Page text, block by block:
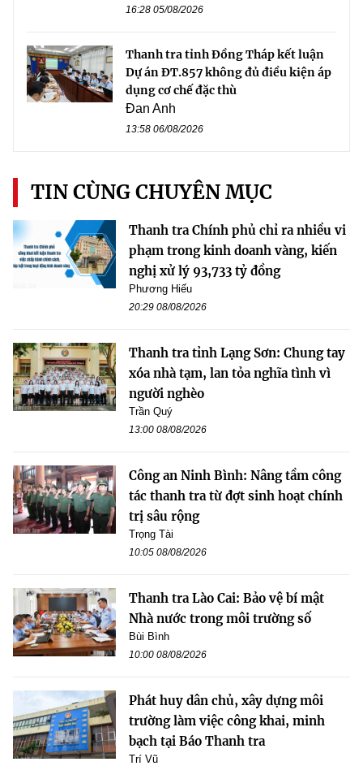
16:28 05/08/2026
Thanh tra tỉnh Đồng Tháp kết luận
Dự án ĐT.857 không đủ điều kiện áp
dụng cơ chế đặc thù
Đan Anh
13:58 06/08/2026
TIN CÙNG CHUYÊN MỤC
Thanh tra Chính phủ chỉ ra nhiều vi
phạm trong kinh doanh vàng, kiến
nghị xử lý 93,733 tỷ đồng
Phương Hiếu
20:29 08/08/2026
Thanh tra tỉnh Lạng Sơn: Chung tay
xóa nhà tạm, lan tỏa nghĩa tình vì
người nghèo
Trần Quý
13:00 08/08/2026
Công an Ninh Bình: Nâng tầm công
tác thanh tra từ đợt sinh hoạt chính
trị sâu rộng
Trọng Tài
10:05 08/08/2026
Thanh tra Lào Cai: Bảo vệ bí mật
Nhà nước trong môi trường số
Bùi Bình
10:00 08/08/2026
Phát huy dân chủ, xây dựng môi
trường làm việc công khai, minh
bạch tại Báo Thanh tra
Trí Vũ